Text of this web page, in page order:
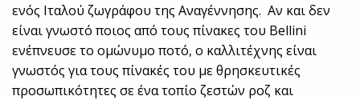
ενός Ιταλού ζωγράφου της Αναγέννησης. Αν και δεν
είναι γνωστό ποιος από τους πίνακες του Bellini
ενέπνευσε το ομώνυμο ποτό, ο καλλιτέχνης είναι
γνωστός για τους πίνακές του με θρησκευτικές
προσωπικότητες σε ένα τοπίο ζεστών ροζ και